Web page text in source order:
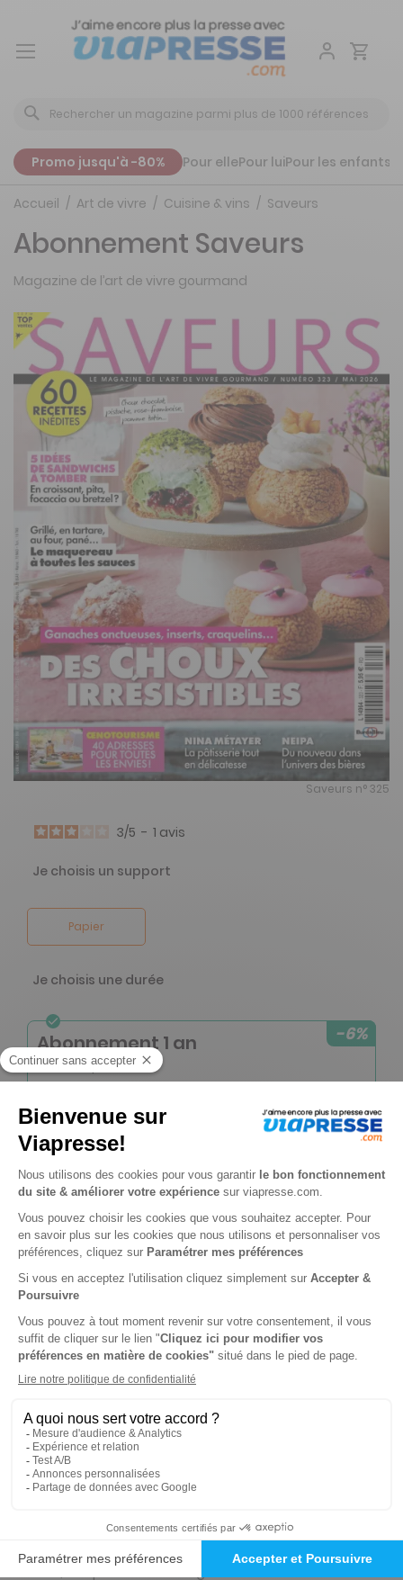
Aller
Promo jusqu'à -80% Pour ellePour luiPour les enfants
Accueil Art de vivre Cuisine & vins Saveurs
Saveurs n° 325
Abonnement Saveurs
Magazine de l’art de vivre gourmand
3/5 - 1 avis
Je choisis un support
Papier
Je choisis une durée
-6%
Abonnement 1 an
10 n° • Papier
52€50 56€
Tarif France métropolitaine
Renouvellement à date d’anniversaire
Abonnement Durée libre
Papier
4€99
Prix par n°
Tarif France métropolitaine
ℹ️Note :les codes promotionnels ne sont pas
Présentation du magazine Saveurs
, le magazine de cuisine gourmande
est un magazine de cuisine français, qui propose
de découvrir chaque mois des recettes gourmandes et